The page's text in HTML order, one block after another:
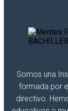
Somos una
formada por
directivo.